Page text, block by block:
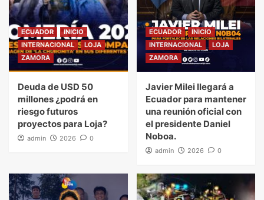
ECUADOR
INICIO
INTERNACIONAL
LOJA
ZAMORA
Deuda de USD 50
millones ¿podrá en
riesgo futuros
proyectos para Loja?
admin 2026 0
ECUADOR
INICIO
INTERNACIONAL
LOJA
ZAMORA
Javier Milei llegará a
Ecuador para mantener
una reunión oficial con
el presidente Daniel
Noboa.
admin 2026 0